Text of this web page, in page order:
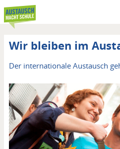
Direkt
zum
Inhalt
Wir bleiben im
Der internationale Austausch